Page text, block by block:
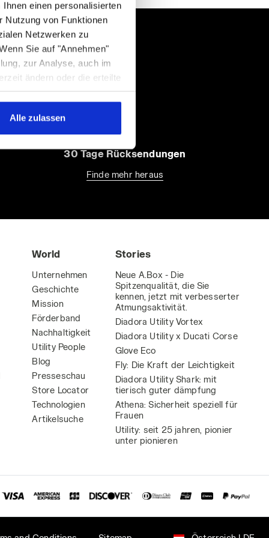
einen personalisierten
Nutzung von Funktionen
Netzwerken zu
Sie auf "Annehmen"
zur Analyse, auch im
ändern oder die erteilte
der Webseite zu
Art weiter besuchen. Sie
Alle zulassen
30 Tage Rücksendungen
Finde mehr heraus
World
Unternehmen
Geschichte
Mission
Förderband
Nachhaltigkeit
Utility People
Blog
Presseschau
Store Locator
Technologien
Artikelsuche
Stories
Neue A.Box - Die
Spitzenqualität, die Sie
kennen, jetzt mit verbesserter
Atmungsaktivität.
Diadora Utility Vortex
Diadora Utility x Ducati Corse
Glove Eco
Fly: Die Kraft der Leichtigkeit
Diadora Utility Shark: mit
tierisch guter dämpfung
Athena: Sicherheit speziell für
Frauen
Utility: seit 25 jahren, pionier
unter pionieren